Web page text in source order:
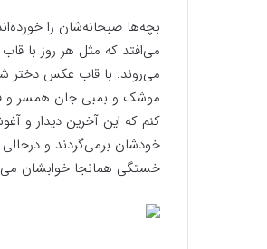
بچه‌ها صبحانه‌شان را
می‌افتد که مثل هر روز با
می‌روند. با قاب عکس دختر
موشک و بمبی جان همسر و
کنم که این آخرین دیدار و
خودشان برمی‌گردند و
خستگی همانجا خوابشان